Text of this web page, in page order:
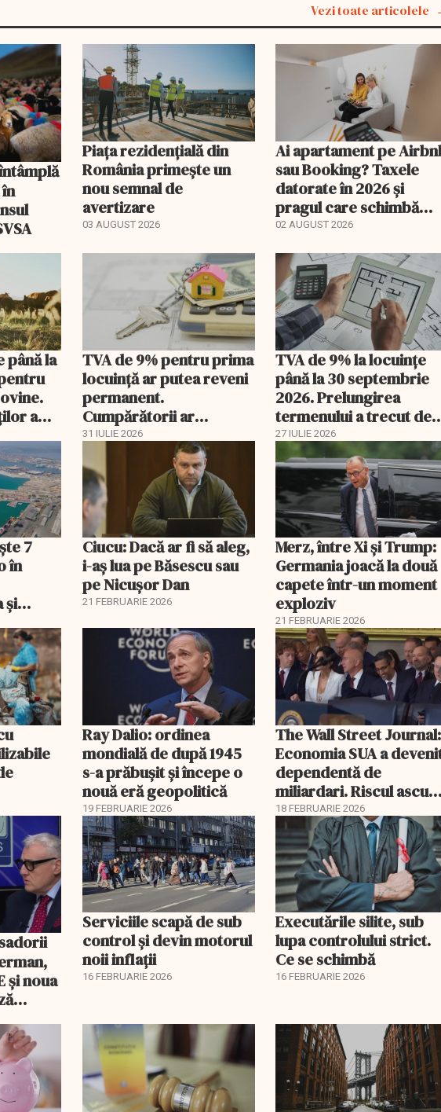
Vezi toate articolele
Piața rezidențială din
România primește un
nou semnal de
avertizare
03 AUGUST 2026
Ai apartament pe
sau Booking? Taxele
datorate în 2026 și
pragul care schimbă
regimul fiscal
02 AUGUST 2026
până la
a
TVA de 9% pentru prima
locuință ar putea reveni
permanent.
Cumpărătorii ar
economisi zeci de mii de
31 IULIE 2026
TVA de 9% la locuințe
până la 30 septembrie
2026. Prelungirea
termenului a trecut de
comisia din Parlament
27 IULIE 2026
7
în
și
Ciucu: Dacă ar fi să aleg,
i-aș lua pe Băsescu sau
pe Nicușor Dan
21 FEBRUARIE 2026
Merz, între Xi și Trump:
Germania joacă la două
capete într-un moment
exploziv
21 FEBRUARIE 2026
Ray Dalio: ordinea
mondială de după 1945
s-a prăbușit și începe o
nouă eră geopolitică
19 FEBRUARIE 2026
The Wall Street Journal:
Economia SUA a
dependentă de
miliardari. Riscul ascuns
pentru burse și consum
18 FEBRUARIE 2026
și noua
Serviciile scapă de sub
control și devin motorul
noii inflații
16 FEBRUARIE 2026
Executările silite, sub
lupa controlului strict.
Ce se schimbă
16 FEBRUARIE 2026